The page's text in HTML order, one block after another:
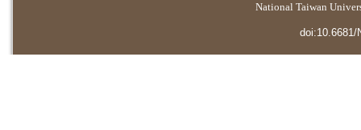
National Taiwan
doi:10.6681/